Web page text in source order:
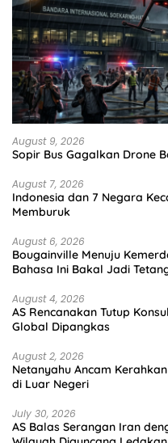
August 9, 2026
Sopir Bus Gagalkan Drone
August 7, 2026
Indonesia dan 7 Negara
Memburuk
August 6, 2026
Bougainville Menuju
Bahasa Ini Bakal Jadi
August 4, 2026
AS Rencanakan Tutup
Global Dipangkas
August 2, 2026
Netanyahu Ancam
di Luar Negeri
July 30, 2026
AS Balas Serangan Iran